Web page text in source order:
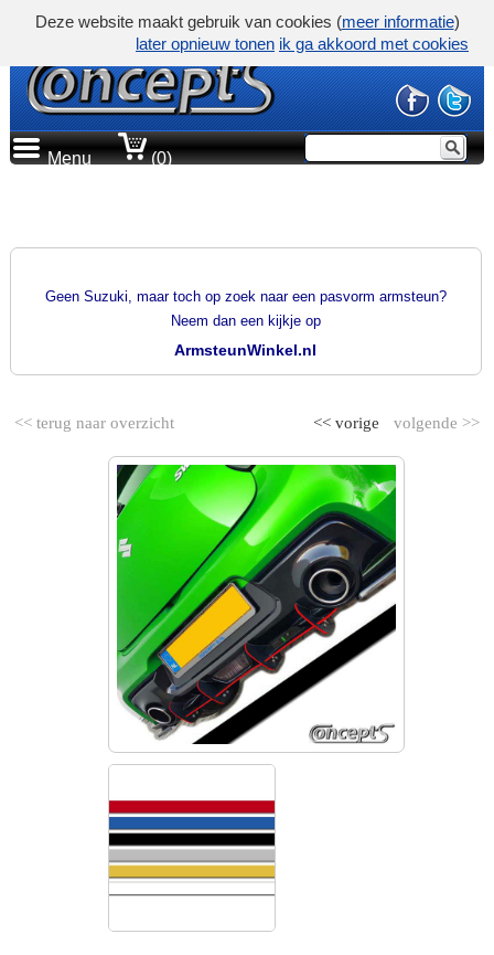
Menu (0)
Geen Suzuki, maar toch op zoek naar een pasvorm armsteun?
Neem dan een kijkje op
ArmsteunWinkel.nl
<< terug naar overzicht volgende >>
<< vorige
Deze website maakt gebruik van cookies (meer informatie)
later opnieuw tonen ik ga akkoord met cookies